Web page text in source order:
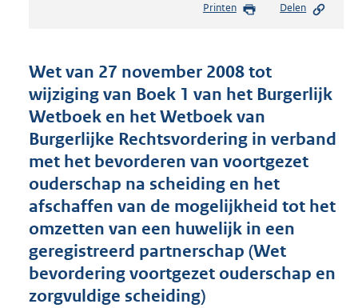
s
n
d
s
g
o
o
t
e
:
3
K
Printen Delen
Wet van 27 november 2008 tot
wijziging van Boek 1 van het Burgerlijk
Wetboek en het Wetboek van
Burgerlijke Rechtsvordering in verband
met het bevorderen van voortgezet
ouderschap na scheiding en het
afschaffen van de mogelijkheid tot het
omzetten van een huwelijk in een
geregistreerd partnerschap (Wet
bevordering voortgezet ouderschap en
zorgvuldige scheiding)